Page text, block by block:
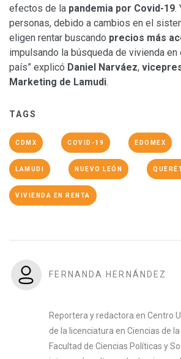
efectos de la pandemia por Covid-19.
personas, debido a cambios en el
eligen rentar buscando precios más
impulsando la búsqueda de vivienda
país” explicó Daniel Narváez,
Marketing de Lamudi.
TAGS
CDMX COVID-19 EDOMEX
LAMUDI NUEVO LEÓN
VIVIENDA EN RENTA
FERNANDA HERNÁNDEZ
Reportera y redactora en Centro
de la licenciatura en Ciencias de
Facultad de Ciencias Políticas y